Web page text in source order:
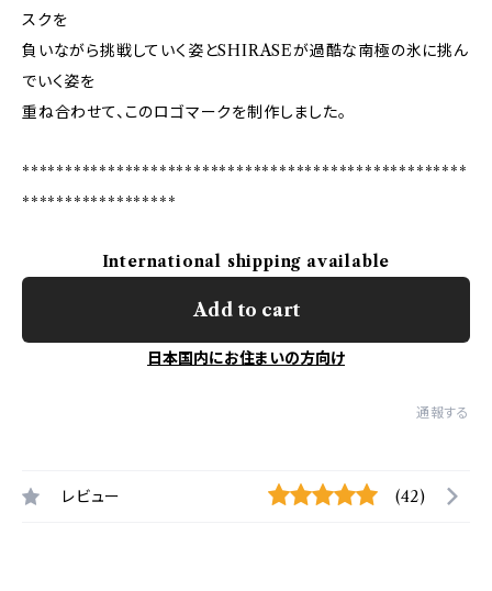
スクを
負いながら挑戦していく姿とSHIRASEが過酷な南極の氷に挑ん
でいく姿を
重ね合わせて、このロゴマークを制作しました。
****************************************************
******************
International shipping available
Add to cart
日本国内にお住まいの方向け
通報する
レビュー (42)